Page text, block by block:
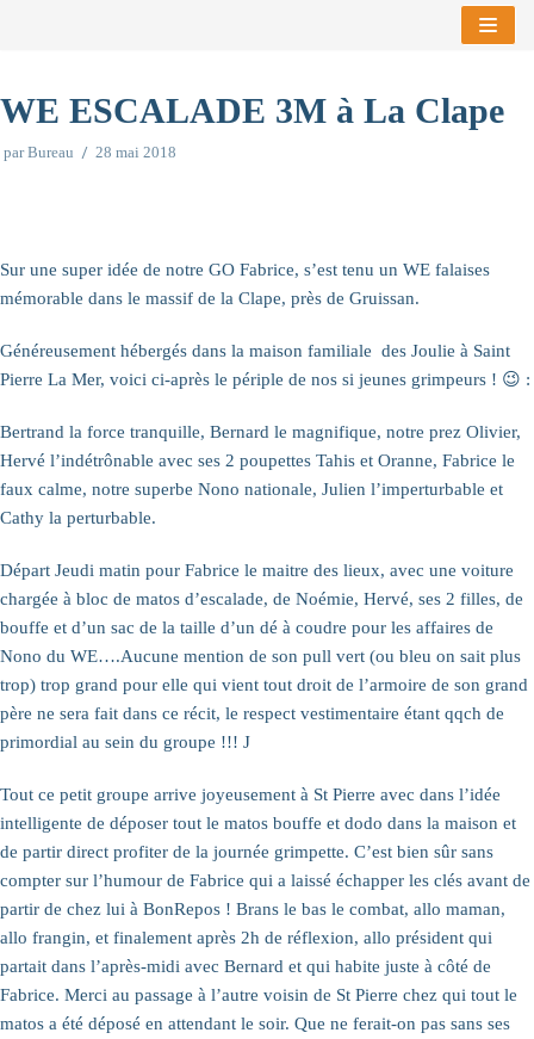
contenu
WE ESCALADE 3M à La Clape
parBureau 28 mai 2018
Sur une super idée de notre GO Fabrice, s’est tenu un WE falaises
mémorable dans le massif de la Clape, près de Gruissan.
Généreusement hébergés dans la maison familiale des Joulie à Saint
Pierre La Mer, voici ci-après le périple de nos si jeunes grimpeurs ! 😉 :
Bertrand la force tranquille, Bernard le magnifique, notre prez Olivier,
Hervé l’indétrônable avec ses 2 poupettes Tahis et Oranne, Fabrice le
faux calme, notre superbe Nono nationale, Julien l’imperturbable et
Cathy la perturbable.
Départ Jeudi matin pour Fabrice le maitre des lieux, avec une voiture
chargée à bloc de matos d’escalade, de Noémie, Hervé, ses 2 filles, de
bouffe et d’un sac de la taille d’un dé à coudre pour les affaires de
Nono du WE….Aucune mention de son pull vert (ou bleu on sait plus
trop) trop grand pour elle qui vient tout droit de l’armoire de son grand
père ne sera fait dans ce récit, le respect vestimentaire étant qqch de
primordial au sein du groupe !!! J
Tout ce petit groupe arrive joyeusement à St Pierre avec dans l’idée
intelligente de déposer tout le matos bouffe et dodo dans la maison et
de partir direct profiter de la journée grimpette. C’est bien sûr sans
compter sur l’humour de Fabrice qui a laissé échapper les clés avant de
partir de chez lui à BonRepos ! Brans le bas le combat, allo maman,
allo frangin, et finalement après 2h de réflexion, allo président qui
partait dans l’après-midi avec Bernard et qui habite juste à côté de
Fabrice. Merci au passage à l’autre voisin de St Pierre chez qui tout le
matos a été déposé en attendant le soir. Que ne ferait-on pas sans ses